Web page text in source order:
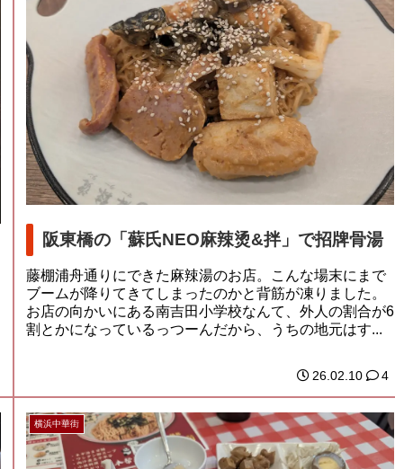
阪東橋の「蘇氏NEO麻辣烫&拌」で招牌骨湯
藤棚浦舟通りにできた麻辣湯のお店。こんな場末にまで
ブームが降りてきてしまったのかと背筋が凍りました。
お店の向かいにある南吉田小学校なんて、外人の割合が6
割とかになっているっつーんだから、うちの地元はす...
26.02.10 4
横浜中華街